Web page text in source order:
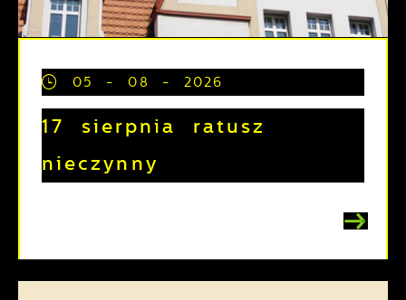
05 - 08 - 2026
17 sierpnia ratusz
nieczynny